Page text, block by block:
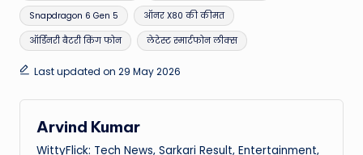
Snapdragon 6 Gen 5 ऑनर X80 की कीमत
ऑर्डिनरी बैटरी किंग फोन लेटेस्ट स्मार्टफोन लीक्स
Last updated on 29 May 2026
Arvind Kumar
WittyFlick: Tech News, Sarkari Result, Entertainment,